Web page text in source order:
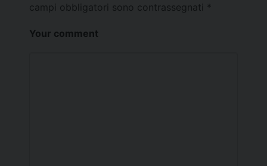
campi obbligatori sono contrassegnati *
Your comment